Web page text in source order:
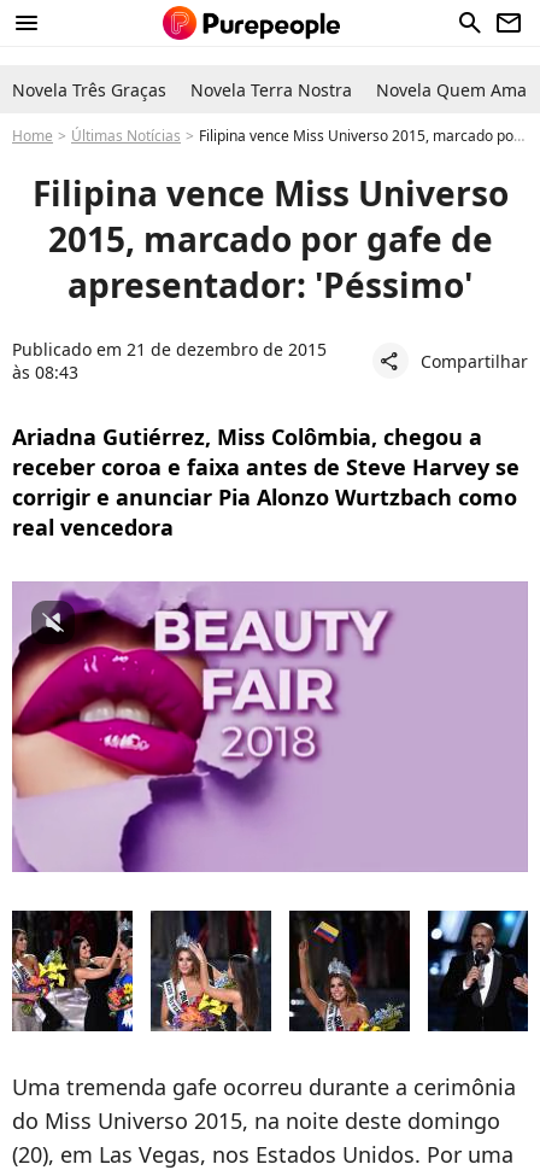
menu search newsletter
Novela Três Graças Novela Terra Nostra Novela Quem Ama
Home Últimas Notícias Filipina vence Miss Universo 2015, marcado por gafe de apresentador: 'Péssimo'
Filipina vence Miss Universo
2015, marcado por gafe de
apresentador: 'Péssimo'
Publicado em 21 de dezembro de 2015
às 08:43
share Compartilhar
Ariadna Gutiérrez, Miss Colômbia, chegou a
receber coroa e faixa antes de Steve Harvey se
corrigir e anunciar Pia Alonzo Wurtzbach como
real vencedora
Uma tremenda gafe ocorreu durante a cerimônia
do Miss Universo 2015, na noite deste domingo
(20), em Las Vegas, nos Estados Unidos. Por uma